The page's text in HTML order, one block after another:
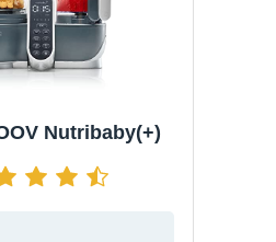
Nutribaby(+)